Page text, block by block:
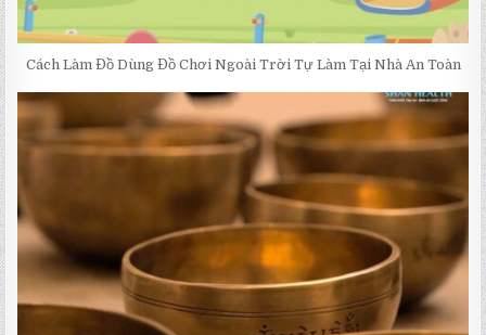
Cách Làm Đồ Dùng Đồ Chơi Ngoài Trời Tự Làm Tại Nhà An Toàn